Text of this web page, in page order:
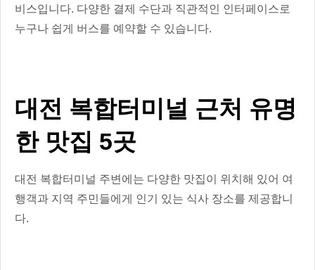
비스입니다. 다양한 결제 수단과 직관적인 인터페이스로
누구나 쉽게 버스를 예약할 수 있습니다.
대전 복합터미널 근처 유명
한 맛집 5곳
대전 복합터미널 주변에는 다양한 맛집이 위치해 있어 여
행객과 지역 주민들에게 인기 있는 식사 장소를 제공합니
다.